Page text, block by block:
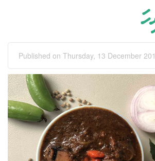
Published on Thursday, 13 December